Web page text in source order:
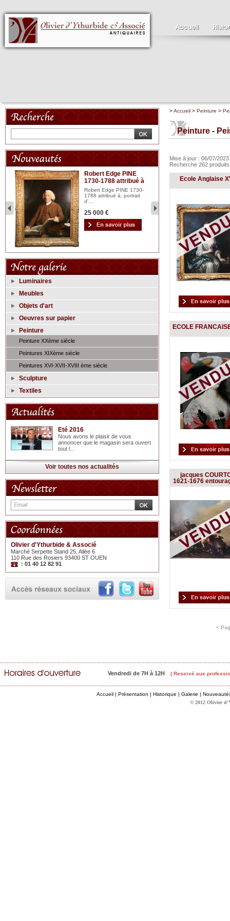
Robert Edge PINE
1730-1788 attribué à
Robert Edge PINE 1730-
1788 attribué à, portrait
d'...
25 000 € 2
Luminaires
Meubles
Objets d'art
Oeuvres sur papier
Peinture
Peinture XXème siècle
Peintures XIXème siècle
Peintures XVI-XVII-XVIII ème siècle
Sculpture
Textiles
Eté 2016
Nous avons le plaisir de vous
annoncer que le magasin sera ouvert
tout l...
Voir toutes nos actualités
Olivier d'Ythurbide & Associé
Marché Serpette Stand 25, Allée 6
110 Rue des Rosiers 93400 ST OUEN
: 01 40 12 82 91
>Accueil > Peinture >
Peinture -
Mise à jour : 06/07/
Recherche 262
Ecole Anglaise
ECOLE
jacques
1621-1676
<
Vendredi de 7H à 12H ( Reservé aux
Accueil | Présentation | Historique | Galerie |
© 2012 Olivier